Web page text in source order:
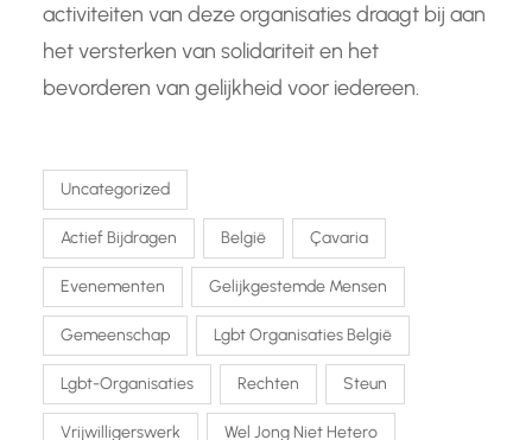
activiteiten van deze organisaties draagt bij aan
het versterken van solidariteit en het
bevorderen van gelijkheid voor iedereen.
Uncategorized
Actief Bijdragen België Çavaria
Evenementen Gelijkgestemde Mensen
Gemeenschap Lgbt Organisaties België
Lgbt-Organisaties Rechten Steun
Vrijwilligerswerk Wel Jong Niet Hetero